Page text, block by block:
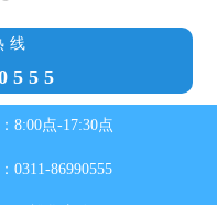
线
8:00点-17:30点
0311-86990555